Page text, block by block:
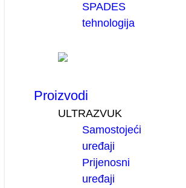
SPADES
tehnologija
Proizvodi
ULTRAZVUK
Samostojeći
uređaji
Prijenosni
uređaji